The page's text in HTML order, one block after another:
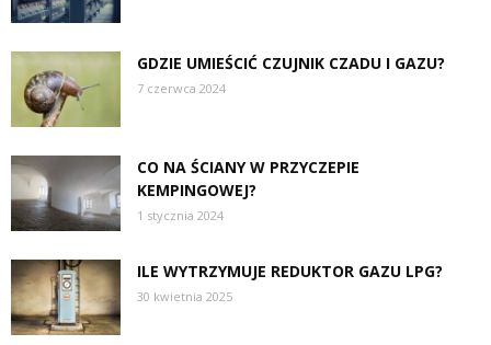
GDZIE UMIEŚCIĆ CZUJNIK CZADU I GAZU?
7 czerwca 2024
CO NA ŚCIANY W PRZYCZEPIE
KEMPINGOWEJ?
1 stycznia 2024
ILE WYTRZYMUJE REDUKTOR GAZU LPG?
30 kwietnia 2025